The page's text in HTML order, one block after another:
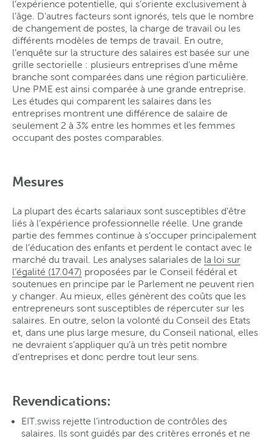
l’expérience potentielle, qui s’oriente exclusivement à
l’âge. D’autres facteurs sont ignorés, tels que le nombre
de changement de postes, la charge de travail ou les
différents modèles de temps de travail. En outre,
l’enquête sur la structure des salaires est basée sur une
grille sectorielle : plusieurs entreprises d’une même
branche sont comparées dans une région particulière.
Une PME est ainsi comparée à une grande entreprise.
Les études qui comparent les salaires dans les
entreprises montrent une différence de salaire de
seulement 2 à 3% entre les hommes et les femmes
occupant des postes comparables.
Mesures
La plupart des écarts salariaux sont susceptibles d’être
liés à l’expérience professionnelle réelle. Une grande
partie des femmes continue à s’occuper principalement
de l’éducation des enfants et perdent le contact avec le
marché du travail. Les analyses salariales de la loi sur
l‘égalité (17.047) proposées par le Conseil fédéral et
soutenues en principe par le Parlement ne peuvent rien
y changer. Au mieux, elles génèrent des coûts que les
entrepreneurs sont susceptibles de répercuter sur les
salaires. En outre, selon la volonté du Conseil des Etats
et, dans une plus large mesure, du Conseil national, elles
ne devraient s’appliquer qu’à un très petit nombre
d’entreprises et donc perdre tout leur sens.
Revendications:
EIT.swiss rejette l’introduction de contrôles des
salaires. Ils sont guidés par des critères erronés et ne